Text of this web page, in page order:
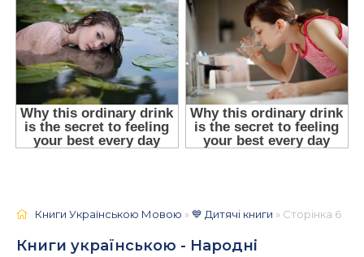
Книги Українською Мовою »💙 Дитячі книги » Сторінка 6
Книги українською - Народні